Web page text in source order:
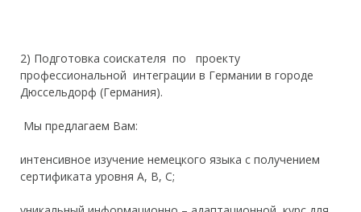
2) Подготовка соискателя по
проекту
профессиональной интеграции в Германии в городе
Дюссельдорф (Германия).
Мы предлагаем Вам:
интенсивное изучение немецкого языка с получением
сертификата уровня A, B, C;